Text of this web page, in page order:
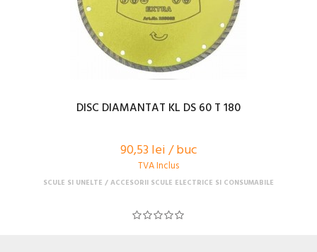
DISC DIAMANTAT KL DS 60 T 180
90,53 lei / buc
TVA Inclus
SCULE SI UNELTE ACCESORII SCULE ELECTRICE SI CONSUMABILE